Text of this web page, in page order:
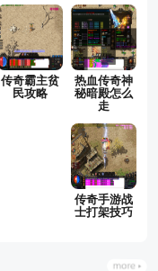
传奇霸主贫
民攻略
热血传奇神
秘暗殿怎么
走
传奇手游战
士打架技巧